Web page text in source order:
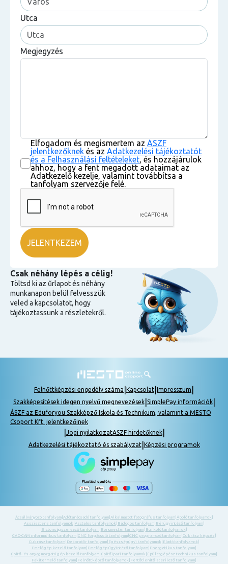
Utca
Megjegyzés
Elfogadom és megismertem az ÁSZF
jelentkezőknek és az Adatkezelési tájékoztatót
és a Felhasználási feltételeket, és hozzájárulok
ahhoz, hogy a fent megadott adataimat az
Adatkezelő kezelje, valamint továbbítsa a
tanfolyam szervezője felé.
Csak néhány lépés a célig!
Töltsd ki az űrlapot és néhány
munkanapon belül felvesszük
veled a kapcsolatot, hogy
tájékoztassunk a részletekről.
Felnőttképzési engedély száma Kapcsolat Impresszum
Szakképesítések idegen nyelvű megnevezések| SimplePay információk|
ÁSZF az Eduforyou Szakképző Iskola és Technikum, valamint a MESTO
Csoport Kft. jelentkezőinek
Jogi nyilatkozatASZF hirdetőknek|
Adatkezelési tájékoztató és szabályzat| Képzési programok
Ácsállványozó tanfolyam| Adótanácsadó tanfolyam| Alkalmazott fotográfus tanfolyam| Ápoló tanfolyamok
Asszisztens tanfolyamok Asztalos tanfolyamok Bádogos tanfolyam| Bérügyintéző tanfolyam|
Biztonságszervező tanfolyam| Boncmester tanfolyam| Burkoló tanfolyamok
CAD-CAM informatikus tanfolyam| CNC forgácsoló tanfolyam| CNC programozó tanfolyam| Cukrász képzés
Cukrász tanfolyam| Dekoratőr tanfolyam| Egészségügyi tanfolyamok Eladó tanfolyamok
Emelőgép-kezelő tanfolyam Emelőgép-ügyintéző tanfolyam Energetikus tanfolyam
Építő- és anyagmozgató gép kezelő tanfolyam Építőipari tanfolyamok Épületgépész technikus tanfolyam
Fakitermelő tanfolyam Felnőttképző tanfolyamok Fertőtlenítő sterilező tanfolyam